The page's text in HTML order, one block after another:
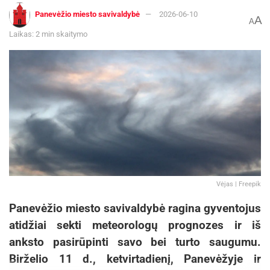
Panevėžio miesto savivaldybė 2026-06-10
Laikas: 2 min skaitymo
AA
Vėjas | Freepik
Panevėžio miesto savivaldybė ragina gyventojus
atidžiai sekti meteorologų prognozes ir iš
anksto pasirūpinti savo bei turto saugumu.
Birželio 11 d., ketvirtadienį, Panevėžyje ir